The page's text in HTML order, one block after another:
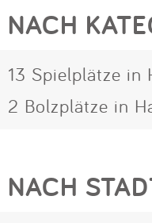
NACH
13 Spielplätze in
2 Bolzplätze in
NACH